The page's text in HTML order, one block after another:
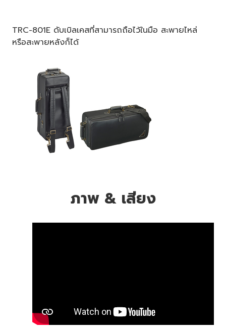
TRC-801E ดับเบิลเคสที่สามารถถือไว้ในมือ สะพายไหล่
หรือสะพายหลังก็ได้
ภาพ & เสียง